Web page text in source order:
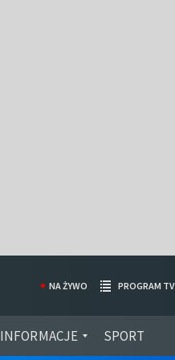
INFORMACJE SPORT
NA ŻYWO PROGRAM TV